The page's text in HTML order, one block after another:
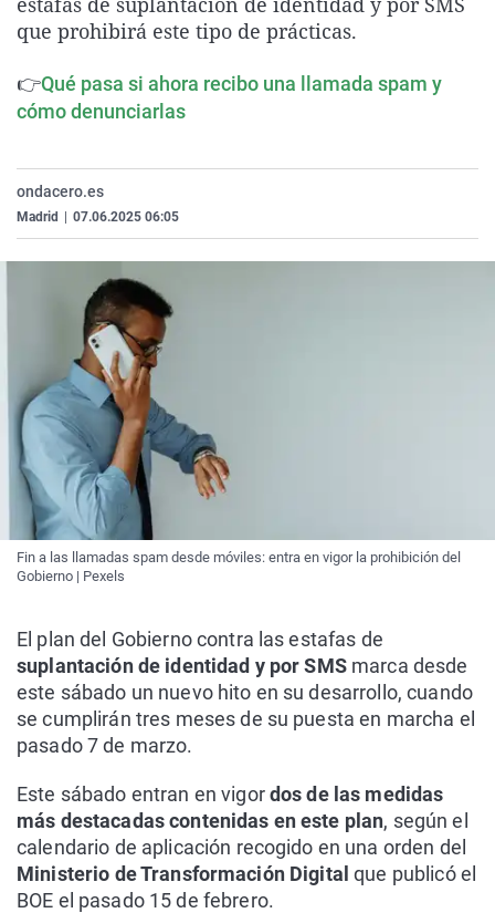
La rosa de los vientos
Como el perro y el
Caso
Equipo de
Extremadura
La Rioja
País Vasco
Virales
Elecciones
que prohibirá este tipo de prácticas.
👉Qué pasa si ahora recibo una llamada spam y
cómo denunciarlas
ondacero.es
Madrid 07.06.2025 06:05
Fin a las llamadas spam desde móviles: entra en vigor la prohibición del
Gobierno | Pexels
El plan del Gobierno contra las estafas de
suplantación de identidad y por SMSmarca desde
este sábado un nuevo hito en su desarrollo, cuando
se cumplirán tres meses de su puesta en marcha el
pasado 7 de marzo.
Este sábado entran en vigordos de las medidas
más destacadas contenidas en este plan, según el
calendario de aplicación recogido en una orden del
Ministerio de Transformación Digital que publicó el
BOE el pasado 15 de febrero.